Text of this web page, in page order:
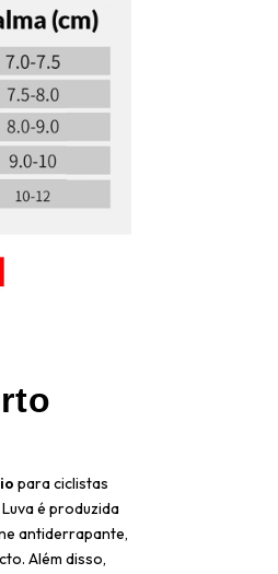
para ciclistas
Luva é produzida
antiderrapante,
Além disso,